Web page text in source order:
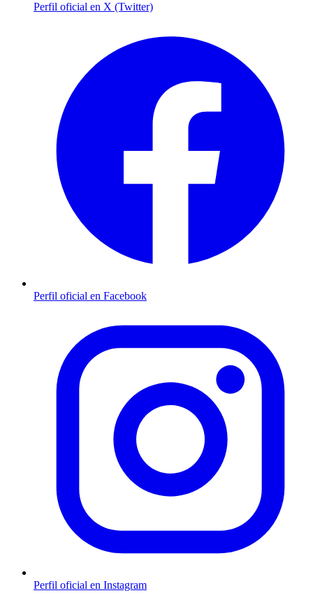
Perfil oficial en X (Twitter)
Perfil oficial en Facebook
Perfil oficial en Instagram